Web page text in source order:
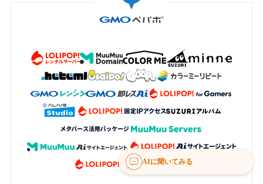
AIに聞いてみる